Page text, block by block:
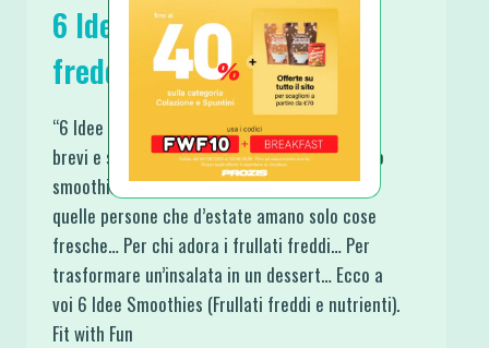
6 Idee Smoothies (Frullati
freddi e nutrienti)
“6 Idee Smoothies (Frullati freddi e nutrienti):
brevi e semplici linee guida per preparare uno
smoothie coi fiocchi e in gusti differenti.” Per
quelle persone che d’estate amano solo cose
fresche… Per chi adora i frullati freddi… Per
trasformare un’insalata in un dessert… Ecco a
voi 6 Idee Smoothies (Frullati freddi e nutrienti).
Fit with Fun